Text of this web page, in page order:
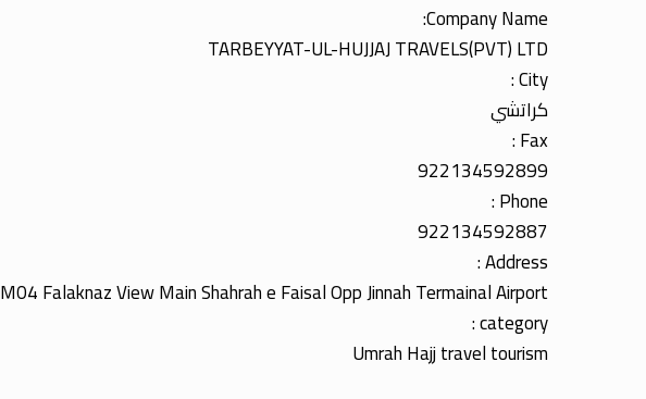
Company Name:
TARBEYYAT-UL-HUJJAJ TRAVELS(PVT) LTD
City :
كراتشي
Fax :
922134592899
Phone :
922134592887
Address :
M04 Falaknaz View Main Shahrah e Faisal Opp Jinnah Termainal Airport
category :
Umrah Hajj travel tourism